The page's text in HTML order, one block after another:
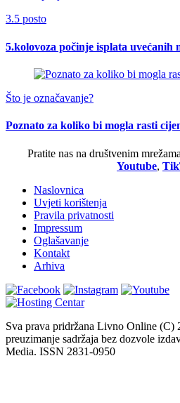
3.5 posto
5.kolovoza počinje isplata uvećanih
Što je označavanje?
Poznato za koliko bi mogla rasti
Pratite nas na društvenim mrežama
Youtube,
Naslovnica
Uvjeti korištenja
Pravila privatnosti
Impressum
Oglašavanje
Kontakt
Arhiva
Sva prava pridržana Livno Online (C)
preuzimanje sadržaja bez dozvole
Media. ISSN 2831-0950